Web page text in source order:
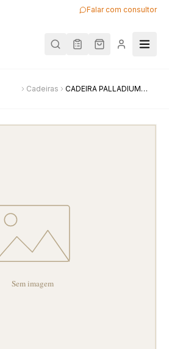
Falar com consultor
Cadeiras
CADEIRA PALLADIUM